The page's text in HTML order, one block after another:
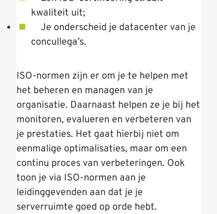
kwaliteit uit;
Je onderscheid je datacenter van je
concullega’s.
ISO-normen zijn er om je te helpen met
het beheren en managen van je
organisatie. Daarnaast helpen ze je bij het
monitoren, evalueren en verbeteren van
je prestaties. Het gaat hierbij niet om
eenmalige optimalisaties, maar om een
continu proces van verbeteringen. Ook
toon je via ISO-normen aan je
leidinggevenden aan dat je je
serverruimte goed op orde hebt.